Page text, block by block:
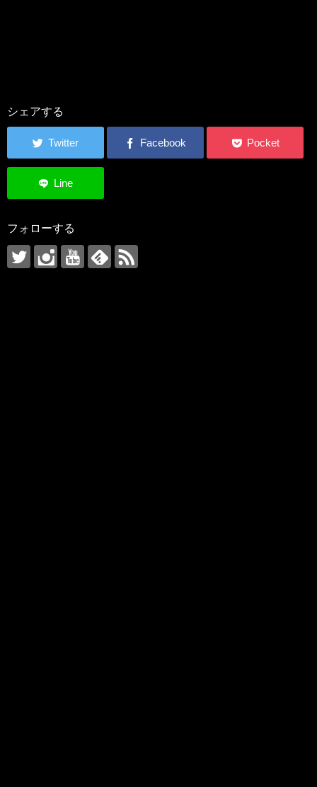
シェアする
フォローする